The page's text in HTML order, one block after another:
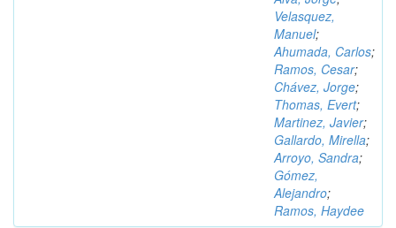
Velasquez,
Manuel;
Ahumada, Carlos;
Ramos, Cesar;
Chávez, Jorge;
Thomas, Evert;
Martinez, Javier;
Gallardo, Mirella;
Arroyo, Sandra;
Gómez,
Alejandro;
Ramos, Haydee